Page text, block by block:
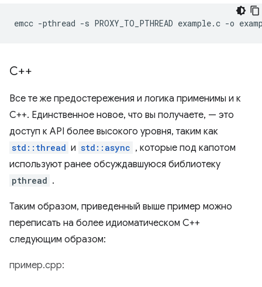
emcc -pthread -s PROXY_TO_PTHREAD example.c -o
С++
Все те же предостережения и логика применимы и к
C++. Единственное новое, что вы получаете, — это
доступ к API более высокого уровня, таким как
std::thread и std::async , которые под капотом
используют ранее обсуждавшуюся библиотеку
pthread .
Таким образом, приведенный выше пример можно
переписать на более идиоматическом C++
следующим образом:
пример.cpp: